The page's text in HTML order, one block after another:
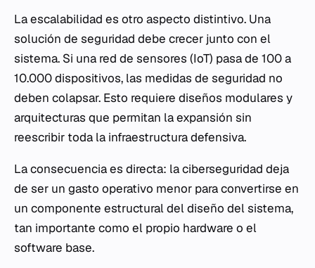
La escalabilidad es otro aspecto distintivo. Una
solución de seguridad debe crecer junto con el
sistema. Si una red de sensores (IoT) pasa de 100 a
10.000 dispositivos, las medidas de seguridad no
deben colapsar. Esto requiere diseños modulares y
arquitecturas que permitan la expansión sin
reescribir toda la infraestructura defensiva.
La consecuencia es directa: la ciberseguridad deja
de ser un gasto operativo menor para convertirse en
un componente estructural del diseño del sistema,
tan importante como el propio hardware o el
software base.